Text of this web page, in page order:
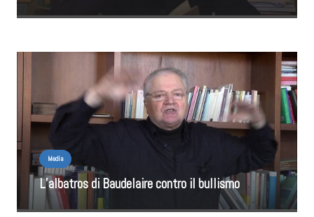
Media
L’albatros di Baudelaire contro il bullismo